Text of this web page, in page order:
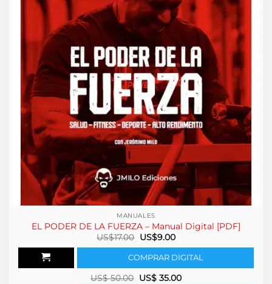
MANUALES
EL PODER DE LA FUERZA – Manual Digital [PDF]
US$17.00 El
precio
original
era:
US$17.00.
US$9.00El
actual
es:
US$9.00.
COMPRAR DIGITAL
US$50.00 US$ 35.00